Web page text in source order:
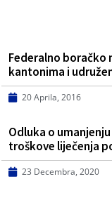
Federalno boračko
kantonima i
20 Aprila, 2016
Odluka o
troškove liječenja
23 Decembra, 2020